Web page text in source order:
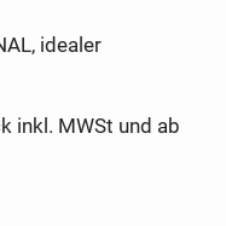
idealer
inkl. MWSt und ab